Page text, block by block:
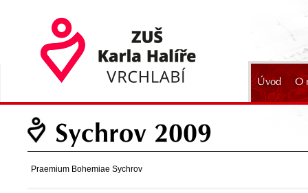
Úvod O
Sychrov 2009
Praemium Bohemiae Sychrov